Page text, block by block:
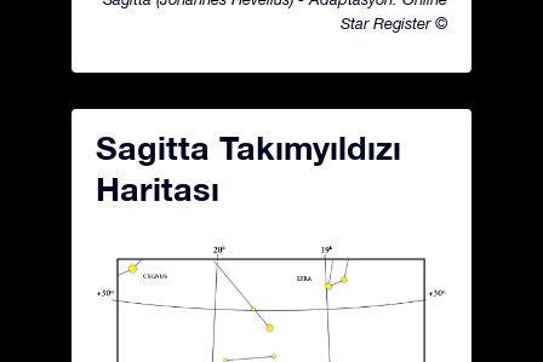
Star Register ©
Sagitta Takımyıldızı
Haritası